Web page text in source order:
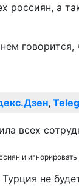
россиян, а
,
всех
и
не